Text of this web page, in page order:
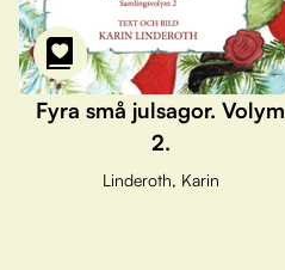
Fyra små julsagor. Volym
2.
Linderoth, Karin